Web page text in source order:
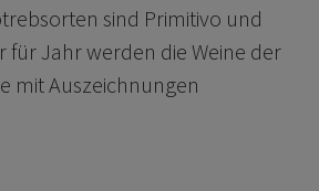
sind Primitivo und
für Jahr werden die Weine der
mit Auszeichnungen